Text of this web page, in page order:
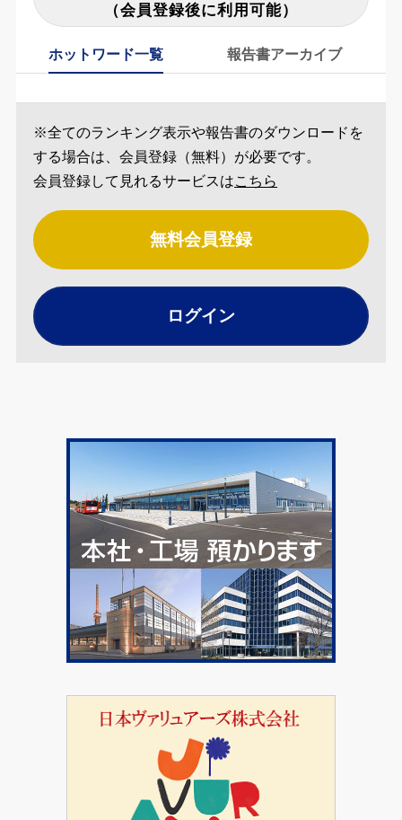
（会員登録後に利用可能）
ホットワード一覧 報告書アーカイブ
※全てのランキング表示や報告書のダウンロードを
する場合は、会員登録（無料）が必要です。
会員登録して見れるサービスはこちら
無料会員登録
ログイン